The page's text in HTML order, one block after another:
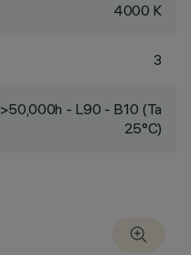
4000 K
3
>50,000h - L90 - B10 (Ta
25°C)